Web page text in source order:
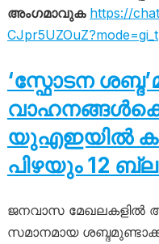
അംഗമാവുക https://
CJpr5UZOuZ?mode=gi_t
‘സ്ഫോടന
യുഎഇയിൽ
പിഴയും 12
ജനവാസ മേഖലകളിൽ
സമാനമായ